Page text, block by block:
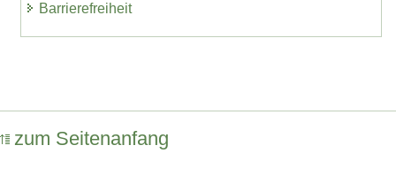
Barrierefreiheit
zum Seitenanfang